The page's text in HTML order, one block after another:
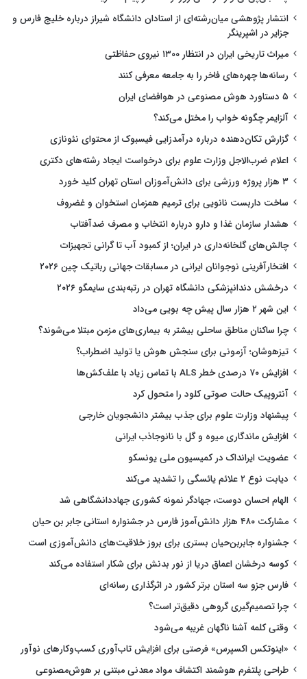
انتشار پژوهشی میان‌رشته‌ای از استادان دانشگاه شیراز درباره خلیج فارس و
جزایر در اشپرینگر
میراث تاریخی ایران در انتظار ۱۳۰۰ نیروی حفاظتی
رسانه‌ها چهره‌های فاخر را به جامعه معرفی کنند
۵ دستاورد هوش مصنوعی در هوافضای ایران
آلزایمر چگونه خواب را مختل می‌کند؟
گزارش تکان‌دهنده درباره درآمدزایی فیسبوک از محتوای نئونازی
اعلام ضرب‌الاجل وزارت علوم برای درخواست ایجاد رشته‌های دکتری
۳ هزار پروژه ورزشی برای دانش‌آموزان استان تهران کلید خورد
ساخت داربست نانویی برای ترمیم همزمان استخوان و غضروف
هشدار سازمان غذا و دارو درباره انتخاب و مصرف ضدآفتاب
چالش‌های گلخانه‌داری در ایران؛ از کمبود آب تا گرانی تجهیزات
افتخارآفرینی نوجوانان ایرانی در مسابقات جهانی رباتیک چین ۲۰۲۶
درخشش دندانپزشکی دانشگاه تهران در رتبه‌بندی سایمگو ۲۰۲۶
این شهر ۲ هزار سال پیش چه بویی می‌داد
چرا ساکنان مناطق ساحلی بیشتر به بیماری‌های مزمن مبتلا می‌شوند؟
تیزهوشان؛ آزمونی برای سنجش هوش یا تولید اضطراب؟
افزایش ۷۰ درصدی خطر ALS با تماس زیاد با علف‌کش‌ها
آنتروپیک حالت صوتی کلود را متحول کرد
پیشنهاد وزارت علوم برای جذب بیشتر دانشجویان خارجی
افزایش ماندگاری میوه و گل با نانوجاذب ایرانی
عضویت ایرانداک در کمیسیون ملی یونسکو
دیابت نوع ۲ علائم یائسگی را تشدید می‌کند
الهام احسان دوست، جهادگر نمونه کشوری جهاددانشگاهی شد
مشارکت ۴۸۰ هزار دانش‌آموز فارس در جشنواره استانی جابر بن حیان
جشنواره جابربن‌حیان بستری برای بروز خلاقیت‌های دانش‌آموزی است
کوسه درخشان اعماق دریا از نور بدنش برای شکار استفاده می‌کند
فارس جزو سه استان برتر کشور در اثرگذاری رسانه‌ای
چرا تصمیم‌گیری گروهی دقیق‌تر است؟
وقتی کلمه آشنا ناگهان غریبه می‌شود
«اینوتکس اکسپرس» فرصتی برای افزایش تاب‌آوری کسب‌وکارهای نوآور
طراحی پلتفرم هوشمند اکتشاف مواد معدنی مبتنی بر هوش‌مصنوعی